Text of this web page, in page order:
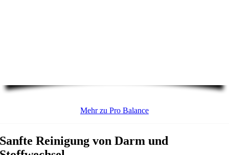
Mehr zu Pro Balance
Sanfte Reinigung von Darm und